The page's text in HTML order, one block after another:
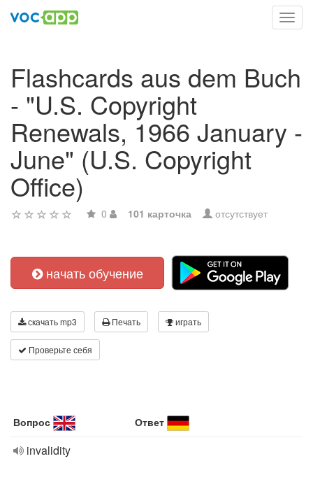
Flashcards aus dem Buch
- "U.S. Copyright
Renewals, 1966 January -
June" (U.S. Copyright
Office)
0 101 карточка отсутствует
начать обучение
скачать mp3 Печать играть
Проверьте себя
Вопрос Ответ
invalidity